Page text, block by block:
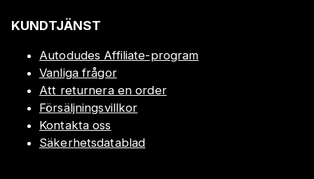
KUNDTJÄNST
Autodudes Affiliate-program
Vanliga frågor
Att returnera en order
Försäljningsvillkor
Kontakta oss
Säkerhetsdatablad